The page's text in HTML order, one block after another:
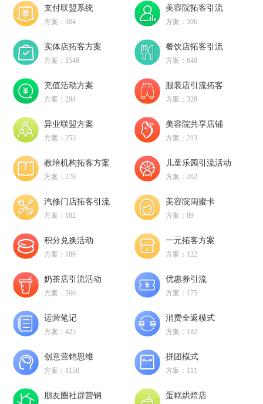
支付联盟系统
方案：304
美容院拓客引流
方案：596
实体店拓客方案
方案：1548
餐饮店拓客引流
方案：648
充值活动方案
方案：294
服装店引流拓客
方案：328
异业联盟方案
方案：253
美容院共享店铺
方案：213
教培机构拓客方案
方案：276
儿童乐园引流活动
方案：262
汽修门店拓客引流
方案：182
美容院闺蜜卡
方案：89
积分兑换活动
方案：186
一元拓客方案
方案：122
奶茶店引流活动
方案：266
优惠券引流
方案：175
运营笔记
方案：425
消费全返模式
方案：182
创意营销思维
方案：1150
拼团模式
方案：111
朋友圈社群营销 蛋糕烘焙店